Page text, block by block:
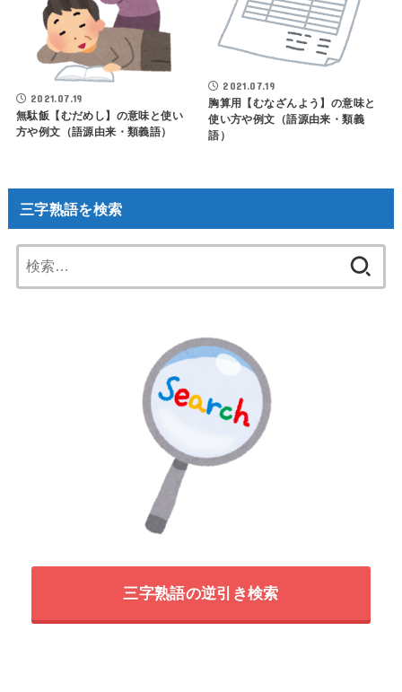
2021.07.19
無駄飯【むだめし】の意味と使い
方や例文（語源由来・類義語）
2021.07.19
胸算用【むなざんよう】の意味と
使い方や例文（語源由来・類義
語）
三字熟語を検索
索:
三字熟語の逆引き検索